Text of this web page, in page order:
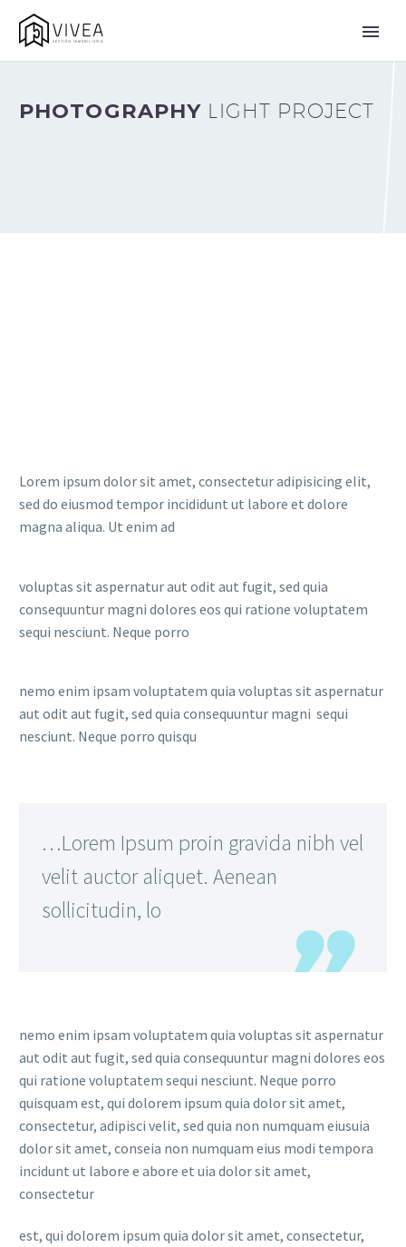
PHOTOGRAPHY LIGHT PROJECT
Lorem ipsum dolor sit amet, consectetur adipisicing elit,
sed do eiusmod tempor incididunt ut labore et dolore
magna aliqua. Ut enim ad
voluptas sit aspernatur aut odit aut fugit, sed quia
consequuntur magni dolores eos qui ratione voluptatem
sequi nesciunt. Neque porro
nemo enim ipsam voluptatem quia voluptas sit aspernatur
aut odit aut fugit, sed quia consequuntur magni sequi
nesciunt. Neque porro quisqu
…Lorem Ipsum proin gravida nibh vel
velit auctor aliquet. Aenean
sollicitudin, lo
nemo enim ipsam voluptatem quia voluptas sit aspernatur
aut odit aut fugit, sed quia consequuntur magni dolores eos
qui ratione voluptatem sequi nesciunt. Neque porro
quisquam est, qui dolorem ipsum quia dolor sit amet,
consectetur, adipisci velit, sed quia non numquam eiusuia
dolor sit amet, conseia non numquam eius modi tempora
incidunt ut labore e abore et uia dolor sit amet,
consectetur
est, qui dolorem ipsum quia dolor sit amet, consectetur,